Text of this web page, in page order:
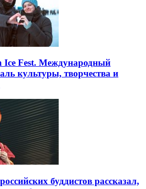
Ice Fest. Международный
культуры, творчества и
буддистов рассказал,